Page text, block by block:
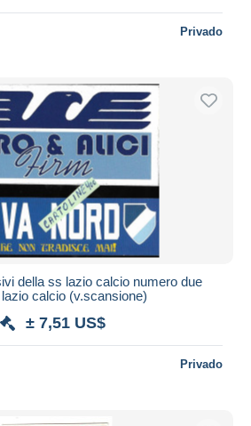
Privado
della ss lazio calcio numero due
calcio (v.scansione)
± 7,51 US$
Privado